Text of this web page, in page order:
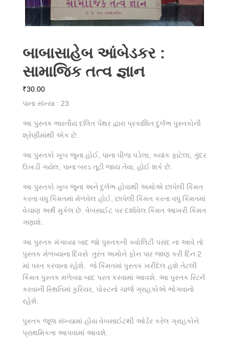
બાબાસાહેબ આંબેડકર :
સામાજિક તત્વ જ્ઞાન
₹30.00
પાના સંખ્યા : 23
આ પુસ્તક ભારતીય દલિત પેંથર દ્વારા પ્રકાશિત દુર્લભ પુસ્તકોની
શ્રેણીમાંથી એક છે.
આ પુસ્તકો ખુબ જુના હોઈ, પાના પીળા પડેલા, ક્યાંક ફાટેલા, ગુંદર
ઉખડી ગયેલ, પાના બરડ તૂટી જાય તેવા, હોઈ શકે છે.
આ પુસ્તકો ખુબ જુના અને દુર્લભ હોવાથી અમોએ છાપેલી કિંમત
કરતા વધુ કિંમતમાં મેળવેલ હોઈ, છાપેલી કિંમત કરતા વધુ કિંમતમાં
વેચાણ અર્થે મુકેલ છે. વેબસાઈટ પર દર્શાવેલ કિંમત આખરી કિંમત
ગણાશે.
આ પુસ્તક મંગાવ્યા બાદ જો પુસ્તકની ક્વોલિટી પસંદ ના આવે તો
પુસ્તક મેળવ્યાના દિવસે તુરંત અમોને ફોન પાર જાણ કરી દિન 2
માં પરત કરવાના રહેશે. જે કિંમતમાં પુસ્તક ખરીદેલ હશે તેટલી
કિંમત પુસ્તક મળેવ્યા બાદ પરત કરવામાં આવશે. આ પુસ્તક રિટર્ન
કરવાની સ્થિતિમાં કુરિયર, પોસ્ટનો ચાર્જ ગ્રાહકોએ ભોગવાનો
રહેશે.
પુસ્તક જૂજ સંખ્યામાં હોય વેબસાઈટથી ઓર્ડર કરેલ ગ્રાહકોને
પ્રાથમિકતા આપવામાં આવશે.